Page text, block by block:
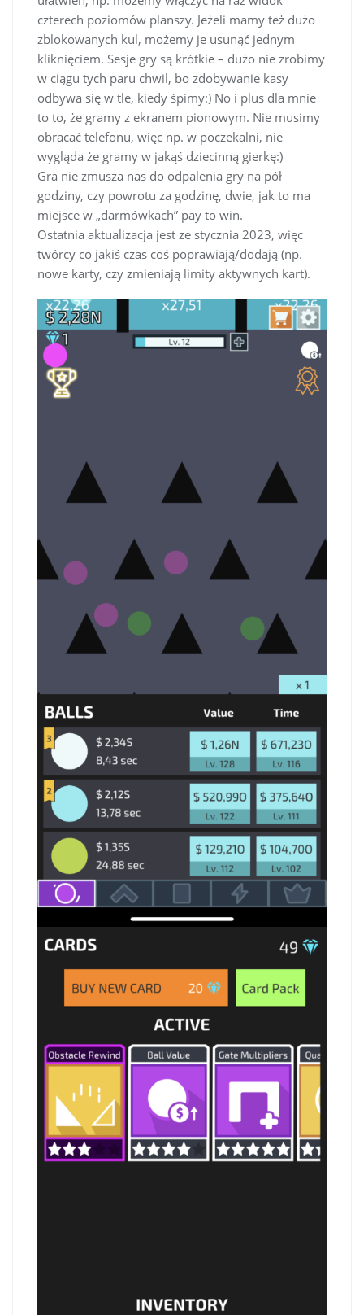
czterech poziomów planszy. Jeżeli mamy też dużo
zblokowanych kul, możemy je usunąć jednym
kliknięciem. Sesje gry są krótkie – dużo nie zrobimy
w ciągu tych paru chwil, bo zdobywanie kasy
odbywa się w tle, kiedy śpimy:) No i plus dla mnie
to to, że gramy z ekranem pionowym. Nie musimy
obracać telefonu, więc np. w poczekalni, nie
wygląda że gramy w jakąś dziecinną gierkę:)
Gra nie zmusza nas do odpalenia gry na pół
godziny, czy powrotu za godzinę, dwie, jak to ma
miejsce w „darmówkach” pay to win.
Ostatnia aktualizacja jest ze stycznia 2023, więc
twórcy co jakiś czas coś poprawiają/dodają (np.
nowe karty, czy zmieniają limity aktywnych kart).